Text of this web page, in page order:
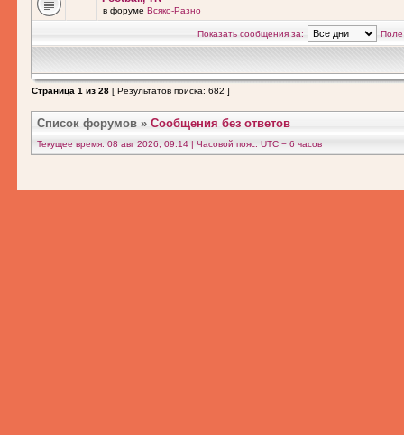
в форуме Всяко-Разно
Показать сообщения за: Поле
Страница 1 из 28 [ Результатов поиска: 682 ]
Список форумов » Сообщения без ответов
Текущее время: 08 авг 2026, 09:14 | Часовой пояс: UTC − 6 часов